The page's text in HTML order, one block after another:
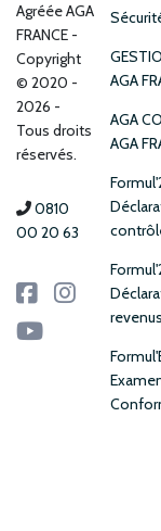
Agréée AGA
FRANCE
Copyright
© 2020 -
2026 -
Tous droits
réservés.
0810
00 20 63
AGA
AGA
AGA
revenus